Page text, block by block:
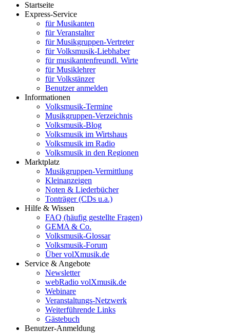
Startseite
Express-Service
für Musikanten
für Veranstalter
für Musikgruppen-Vertreter
für Volksmusik-Liebhaber
für musikantenfreundl. Wirte
für Musiklehrer
für Volkstänzer
Benutzer anmelden
Informationen
Volksmusik-Termine
Musikgruppen-Verzeichnis
Volksmusik-Blog
Volksmusik im Wirtshaus
Volksmusik im Radio
Volksmusik in den Regionen
Marktplatz
Musikgruppen-Vermittlung
Kleinanzeigen
Noten & Liederbücher
Tonträger (CDs u.a.)
Hilfe & Wissen
FAQ (häufig gestellte Fragen)
GEMA & Co.
Volksmusik-Glossar
Volksmusik-Forum
Über volXmusik.de
Service & Angebote
Newsletter
webRadio volXmusik.de
Webinare
Veranstaltungs-Netzwerk
Weiterführende Links
Gästebuch
Benutzer-Anmeldung